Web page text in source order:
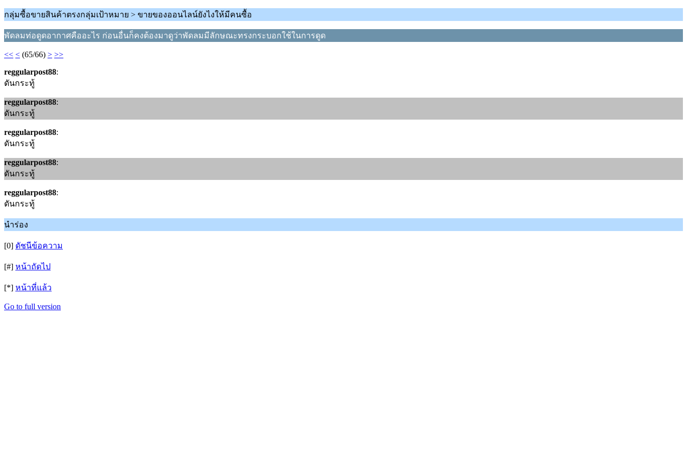
กลุ่มซื้อขายสินค้าตรงกลุ่มเป้าหมาย > ขายของออนไลน์ยังไงให้มีคนซื้อ
พัดลมท่อดูดอากาศคืออะไร ก่อนอื่นก็คงต้องมาดูว่าพัดลมมีลักษณะทรงกระบอกใช้ในการดูด
<< < (65/66) > >>
reggularpost88:
ดันกระทู้
reggularpost88:
ดันกระทู้
reggularpost88:
ดันกระทู้
reggularpost88:
ดันกระทู้
reggularpost88:
ดันกระทู้
นำร่อง
[0] ดัชนีข้อความ
[#] หน้าถัดไป
[*] หน้าที่แล้ว
Go to full version